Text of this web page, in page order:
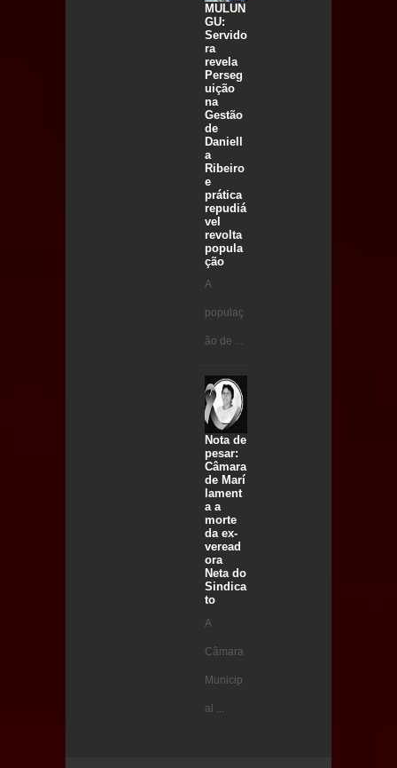
MULUN
GU:
Servido
ra
revela
Perseg
uição
na
Gestão
de
Daniell
a
Ribeiro
e
prática
repudiá
vel
revolta
popula
ção
A
populaç
ão de ...
Nota de
pesar:
Câmara
de Marí
lament
a a
morte
da ex-
veread
ora
Neta do
Sindica
to
A
Câmara
Municip
al ...